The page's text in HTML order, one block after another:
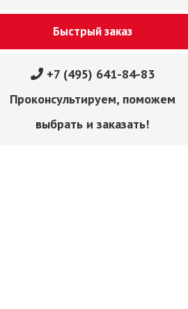
Быстрый заказ
+7 (495) 641-84-83
Проконсультируем, поможем
выбрать и заказать!